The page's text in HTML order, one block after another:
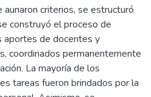
criterios, se estructuró
construyó el proceso de
aportes de docentes y
coordinados permanentemente
La mayoría de los
tareas fueron brindados por la